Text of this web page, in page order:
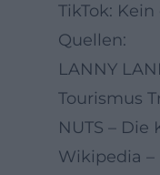
TikTok:
Quellen:
LANNY
Tourismus
NUTS –
Wikipedia –